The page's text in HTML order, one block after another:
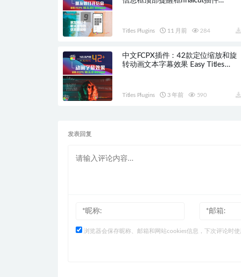
Titles Plugins 11 月前 284
中文FCPX插件：42款定位缩放和旋
转动画文本字幕效果 Easy Titles
Titles Plugins 3 年前 590
发表回复
浏览器会保存昵称、邮箱和网站cookies信息，下次评论时使